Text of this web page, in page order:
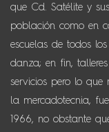
que Cd. Satélite y
población como en
escuelas de todos
danza; en fin,
servicios pero lo
la mercadotecnia,
1966, no obstante